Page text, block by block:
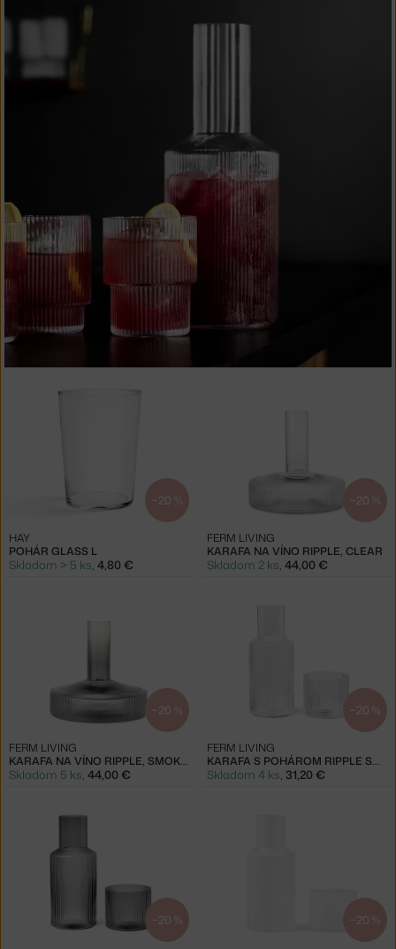
−20 %
POHÁR GLASS L
HAY
Skladom > 5 ks, 4,80 €
−20 %
KARAFA NA VÍNO RIPPLE, CLEAR
FERM LIVING
Skladom 2 ks, 44,00 €
−20 %
KARAFA NA VÍNO RIPPLE, SMOKED
FERM LIVING
Skladom 5 ks, 44,00 €
−20 %
KARAFA S POHÁROM RIPPLE SMALL, CLEAR
FERM LIVING
Skladom 4 ks, 31,20 €
−20 % −20 %